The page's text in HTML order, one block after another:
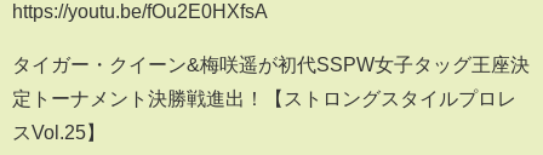
https://youtu.be/fOu2E0HXfsA
タイガー・クイーン&梅咲遥が初代SSPW女子タッグ王座決
定トーナメント決勝戦進出！【ストロングスタイルプロレ
スVol.25】